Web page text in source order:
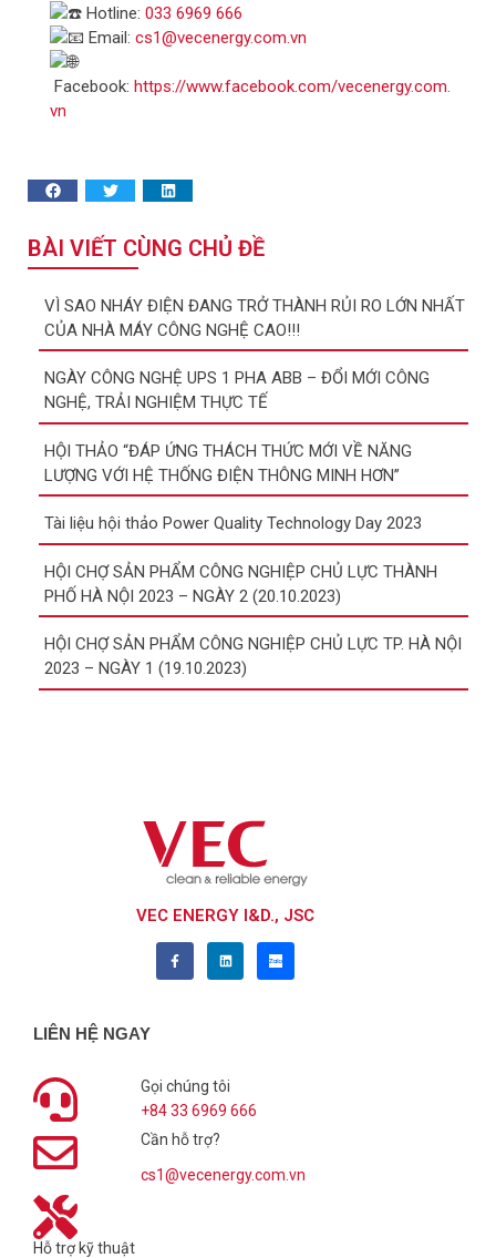
Hotline: 033 6969 666
Email: cs1@vecenergy.com.vn
Facebook: https://www.facebook.com/vecenergy.com.
vn
BÀI VIẾT CÙNG CHỦ ĐỀ
VÌ SAO NHÁY ĐIỆN ĐANG TRỞ THÀNH RỦI RO LỚN NHẤT
CỦA NHÀ MÁY CÔNG NGHỆ CAO!!!
NGÀY CÔNG NGHỆ UPS 1 PHA ABB – ĐỔI MỚI CÔNG
NGHỆ, TRẢI NGHIỆM THỰC TẾ
HỘI THẢO “ĐÁP ỨNG THÁCH THỨC MỚI VỀ NĂNG
LƯỢNG VỚI HỆ THỐNG ĐIỆN THÔNG MINH HƠN”
Tài liệu hội thảo Power Quality Technology Day 2023
HỘI CHỢ SẢN PHẨM CÔNG NGHIỆP CHỦ LỰC THÀNH
PHỐ HÀ NỘI 2023 – NGÀY 2 (20.10.2023)
HỘI CHỢ SẢN PHẨM CÔNG NGHIỆP CHỦ LỰC TP. HÀ NỘI
2023 – NGÀY 1 (19.10.2023)
VEC ENERGY I&D., JSC
LIÊN HỆ NGAY
Gọi chúng tôi
+84 33 6969 666
Cần hỗ trợ?
cs1@vecenergy.com.vn
Hỗ trợ kỹ thuật